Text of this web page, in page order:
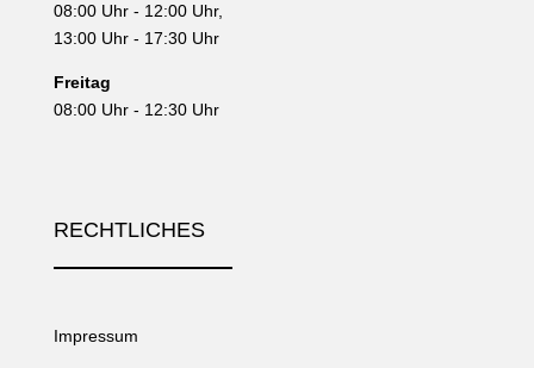
08:00 Uhr - 12:00 Uhr,
13:00 Uhr - 17:30 Uhr
Freitag
08:00 Uhr - 12:30 Uhr
RECHTLICHES
Impressum